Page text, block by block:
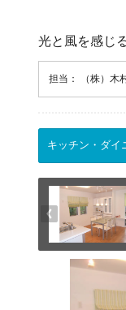
光と風を感じ
担当： （株）木